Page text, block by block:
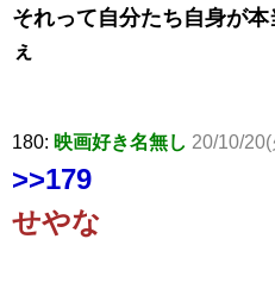
それって自分たち自身が
ぇ
180: 映画好き名無し 20/10/
>>179
せやな